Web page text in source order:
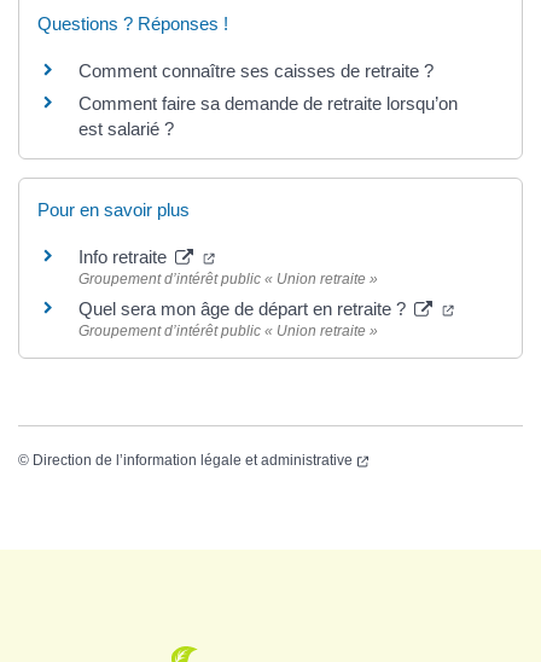
Questions ? Réponses !
Comment connaître ses caisses de retraite ?
Comment faire sa demande de retraite lorsqu’on
est salarié ?
Pour en savoir plus
Info retraite
Groupement d’intérêt public « Union retraite »
Quel sera mon âge de départ en retraite ?
Groupement d’intérêt public « Union retraite »
© Direction de l’information légale et administrative